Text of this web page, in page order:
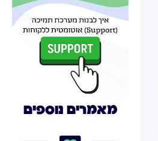
מאמרים נוספים